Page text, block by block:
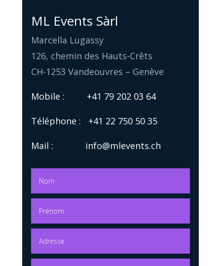
ML Events Sàrl
Marcella Lugassy
126, chemin des Hauts-Crêts
CH-1253 Vandeouvres – Genève
Mobile : +41 79 202 03 64
Téléphone : +41 22 750 50 35
Mail : info@mlevents.ch